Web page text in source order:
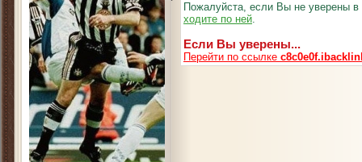
Пожалуйста, если Вы не уверены
ходите по ней.
Если Вы уверены...
Перейти по ссылке